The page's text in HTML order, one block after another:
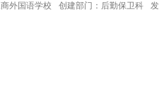
外国语学校 创建部门：后勤保卫科